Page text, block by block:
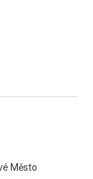
Město